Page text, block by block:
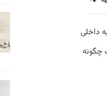
داخلی
چگونه